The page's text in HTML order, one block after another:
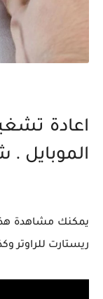
اعادة
الموبايل .
يمكنك مشاهدة
ريستارت للراوتر